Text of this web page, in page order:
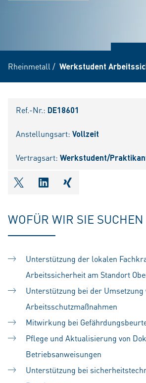
Rheinmetall / Werkstudent
Ref.-Nr.: DE18601
Anstellungsart: Vollzeit
Vertragsart: Werkstudent/
shareOntwitter
shareOnlinkedIn
shareOnxing
WOFÜR WIR SIE SUCHEN
Unterstützung der lokalen
Arbeitssicherheit am Standort
Unterstützung bei der Umsetzung
Arbeitsschutzmaßnahmen
Mitwirkung bei
Pflege und Aktualisierung von
Betriebsanweisungen
Unterstützung bei